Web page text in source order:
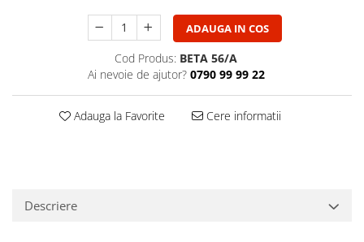
Adaptoare Audio
Cabluri Audio cu Conectori
Cabluri la metru
Conectori Audio
Stage Box Multicore
DI Box
ADAUGA IN COS
Cod Produs: BETA 56/A
Ai nevoie de ajutor? 0790 99 99 22
Adauga la Favorite Cere informatii
Descriere